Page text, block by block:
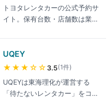
も豊富で、予約前に該当店舗の
評判を確認できます。最新の取
は全国47都道府県をカバーし、
空港近くから市街地、観光地ま
で幅広く店舗が検索可能です。
トヨタレンタカーの公式予約サ
イト。保有台数・店舗数は業界
ーネットでカンタンに予約でき
ます。充実の割引制度やお得な
キャンペーンの情報が満載。燃
じめさまざまなタイプの車種を
ご用意してお待ちしています。
UQEY
★★★ ☆☆ 3.5(1件)
UQEYは東海理化が運営する
「待たないレンタカー」をコン